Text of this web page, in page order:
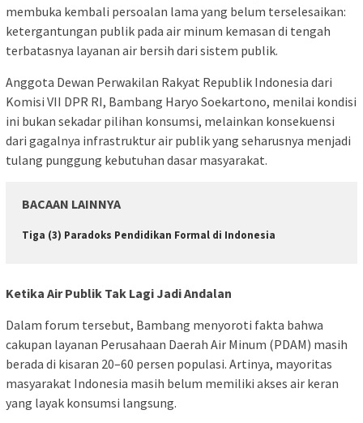
membuka kembali persoalan lama yang belum terselesaikan:
ketergantungan publik pada air minum kemasan di tengah
terbatasnya layanan air bersih dari sistem publik.
Anggota Dewan Perwakilan Rakyat Republik Indonesia dari
Komisi VII DPR RI, Bambang Haryo Soekartono, menilai kondisi
ini bukan sekadar pilihan konsumsi, melainkan konsekuensi
dari gagalnya infrastruktur air publik yang seharusnya menjadi
tulang punggung kebutuhan dasar masyarakat.
BACAAN LAINNYA
Tiga (3) Paradoks Pendidikan Formal di Indonesia
Ketika Air Publik Tak Lagi Jadi Andalan
Dalam forum tersebut, Bambang menyoroti fakta bahwa
cakupan layanan Perusahaan Daerah Air Minum (PDAM) masih
berada di kisaran 20–60 persen populasi. Artinya, mayoritas
masyarakat Indonesia masih belum memiliki akses air keran
yang layak konsumsi langsung.